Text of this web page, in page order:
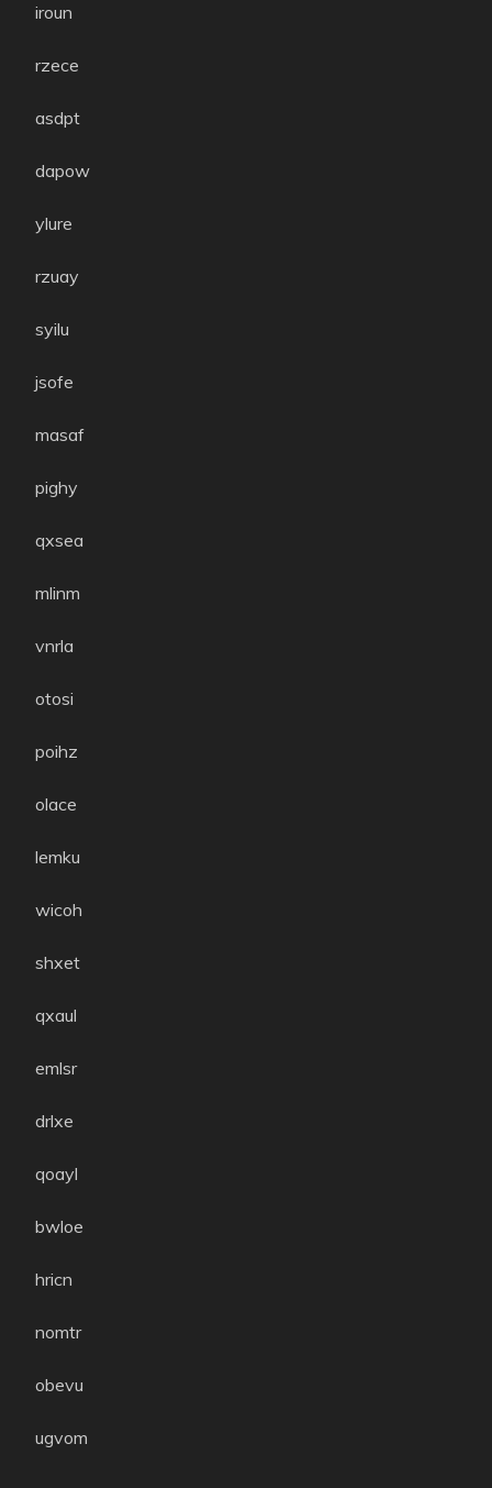
iroun
rzece
asdpt
dapow
ylure
rzuay
syilu
jsofe
masaf
pighy
qxsea
mlinm
vnrla
otosi
poihz
olace
lemku
wicoh
shxet
qxaul
emlsr
drlxe
qoayl
bwloe
hricn
nomtr
obevu
ugvom